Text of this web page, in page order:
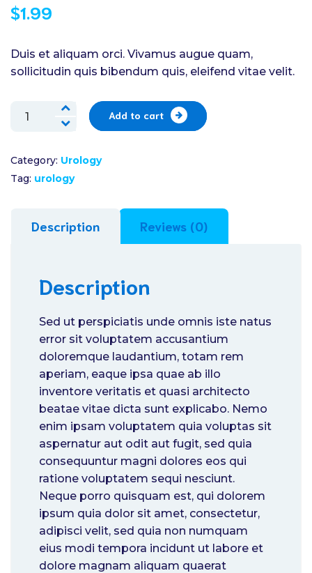
$1.99
Duis et aliquam orci. Vivamus augue quam,
sollicitudin quis bibendum quis, eleifend vitae velit.
Sport
Add to cart
Category: Urology
Tag: urology
Description Reviews (0)
Description
Sed ut perspiciatis unde omnis iste natus
error sit voluptatem accusantium
doloremque laudantium, totam rem
aperiam, eaque ipsa quae ab illo
inventore veritatis et quasi architecto
beatae vitae dicta sunt explicabo. Nemo
enim ipsam voluptatem quia voluptas sit
aspernatur aut odit aut fugit, sed quia
consequuntur magni dolores eos qui
ratione voluptatem sequi nesciunt.
Neque porro quisquam est, qui dolorem
ipsum quia dolor sit amet, consectetur,
adipisci velit, sed quia non numquam
eius modi tempora incidunt ut labore et
dolore magnam aliquam quaerat